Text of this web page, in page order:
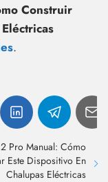
Construir
.
Pro Manual: Cómo
Este Dispositivo En
Chalupas Eléctricas